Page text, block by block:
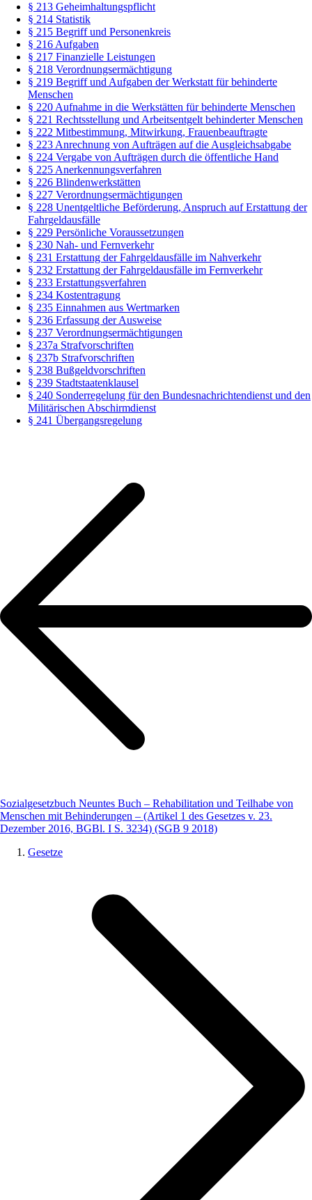
§ 213 Geheimhaltungspflicht
§ 214 Statistik
§ 215 Begriff und Personenkreis
§ 216 Aufgaben
§ 217 Finanzielle Leistungen
§ 218 Verordnungsermächtigung
§ 219 Begriff und Aufgaben der Werkstatt für behinderte
Menschen
§ 220 Aufnahme in die Werkstätten für behinderte Menschen
§ 221 Rechtsstellung und Arbeitsentgelt behinderter Menschen
§ 222 Mitbestimmung, Mitwirkung, Frauenbeauftragte
§ 223 Anrechnung von Aufträgen auf die Ausgleichsabgabe
§ 224 Vergabe von Aufträgen durch die öffentliche Hand
§ 225 Anerkennungsverfahren
§ 226 Blindenwerkstätten
§ 227 Verordnungsermächtigungen
§ 228 Unentgeltliche Beförderung, Anspruch auf Erstattung der
Fahrgeldausfälle
§ 229 Persönliche Voraussetzungen
§ 230 Nah- und Fernverkehr
§ 231 Erstattung der Fahrgeldausfälle im Nahverkehr
§ 232 Erstattung der Fahrgeldausfälle im Fernverkehr
§ 233 Erstattungsverfahren
§ 234 Kostentragung
§ 235 Einnahmen aus Wertmarken
§ 236 Erfassung der Ausweise
§ 237 Verordnungsermächtigungen
§ 237a Strafvorschriften
§ 237b Strafvorschriften
§ 238 Bußgeldvorschriften
§ 239 Stadtstaatenklausel
§ 240 Sonderregelung für den Bundesnachrichtendienst und den
Militärischen Abschirmdienst
§ 241 Übergangsregelung
Sozialgesetzbuch Neuntes Buch – Rehabilitation und Teilhabe von
Menschen mit Behinderungen – (Artikel 1 des Gesetzes v. 23.
Dezember 2016, BGBl. I S. 3234) (SGB 9 2018)
Gesetze